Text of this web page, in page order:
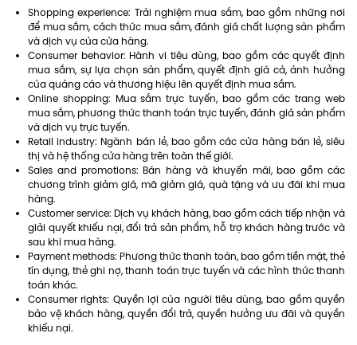
Shopping experience: Trải nghiệm mua sắm, bao gồm những nơi
để mua sắm, cách thức mua sắm, đánh giá chất lượng sản phẩm
và dịch vụ của cửa hàng.
Consumer behavior: Hành vi tiêu dùng, bao gồm các quyết định
mua sắm, sự lựa chọn sản phẩm, quyết định giá cả, ảnh hưởng
của quảng cáo và thương hiệu lên quyết định mua sắm.
Online shopping: Mua sắm trực tuyến, bao gồm các trang web
mua sắm, phương thức thanh toán trực tuyến, đánh giá sản phẩm
và dịch vụ trực tuyến.
Retail industry: Ngành bán lẻ, bao gồm các cửa hàng bán lẻ, siêu
thị và hệ thống cửa hàng trên toàn thế giới.
Sales and promotions: Bán hàng và khuyến mãi, bao gồm các
chương trình giảm giá, mã giảm giá, quà tặng và ưu đãi khi mua
hàng.
Customer service: Dịch vụ khách hàng, bao gồm cách tiếp nhận và
giải quyết khiếu nại, đổi trả sản phẩm, hỗ trợ khách hàng trước và
sau khi mua hàng.
Payment methods: Phương thức thanh toán, bao gồm tiền mặt, thẻ
tín dụng, thẻ ghi nợ, thanh toán trực tuyến và các hình thức thanh
toán khác.
Consumer rights: Quyền lợi của người tiêu dùng, bao gồm quyền
bảo vệ khách hàng, quyền đổi trả, quyền hưởng ưu đãi và quyền
khiếu nại.